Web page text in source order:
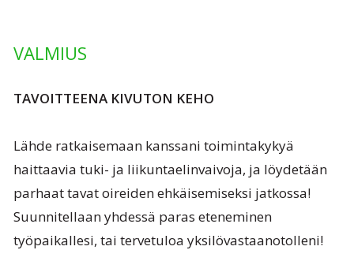
VALMIUS
TAVOITTEENA KIVUTON KEHO
Lähde ratkaisemaan kanssani toimintakykyä
haittaavia tuki- ja liikuntaelinvaivoja, ja löydetään
parhaat tavat oireiden ehkäisemiseksi jatkossa!
Suunnitellaan yhdessä paras eteneminen
työpaikallesi, tai tervetuloa yksilövastaanotolleni!